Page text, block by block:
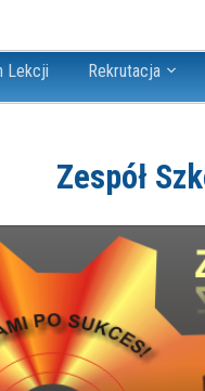
Lekcji Rekrutacja
Zespół